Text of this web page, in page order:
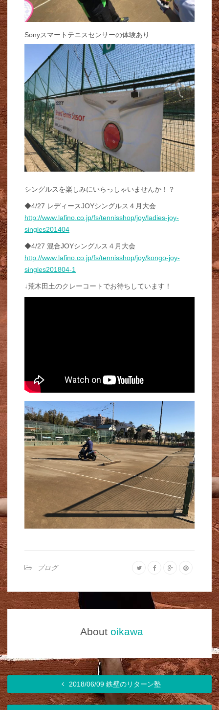
Sonyスマートテニスセンサーの体験あり
シングルスを楽しみにいらっしゃいませんか！？
◆4/27 レディースJOYシングルス４月大会
http://www.lafino.co.jp/fs/tennisshop/joy/ladies-joy-
singles201404
◆4/27 混合JOYシングルス４月大会
http://www.lafino.co.jp/fs/tennisshop/joy/kongo-joy-
singles201804-1
↓荒木田土のクレーコートでお待ちしています！
ブログ
About oikawa
2018/06/09 鉄壁のリターン塾